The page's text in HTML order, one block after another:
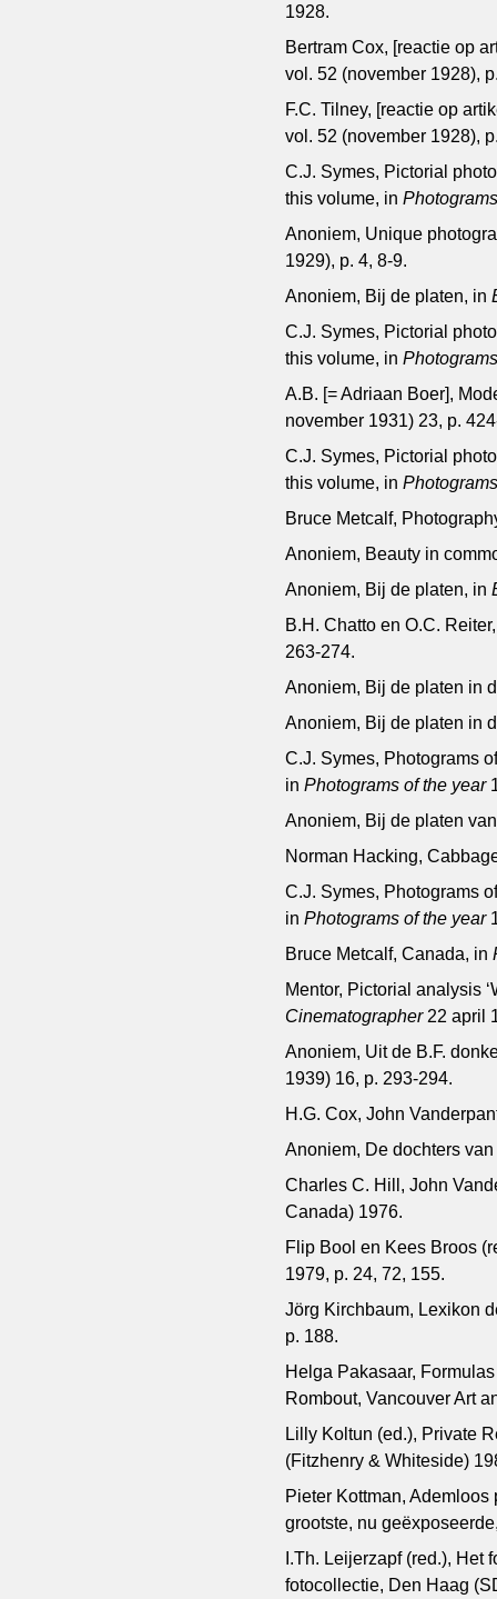
1928.
Bertram Cox, [reactie op
vol. 52 (november 1928),
F.C. Tilney, [reactie op
vol. 52 (november 1928),
C.J. Symes, Pictorial
this volume, in
Anoniem, Unique
1929), p. 4, 8-9.
Anoniem, Bij de platen, in
C.J. Symes, Pictorial
this volume, in
A.B. [= Adriaan Boer],
november 1931) 23, p.
C.J. Symes, Pictorial
this volume, in
Bruce Metcalf,
Anoniem, Beauty in
Anoniem, Bij de platen, in
B.H. Chatto en O.C.
263-274.
Anoniem, Bij de platen in
Anoniem, Bij de platen in
C.J. Symes, Photograms
inPhotograms of the year
Anoniem, Bij de platen
Norman Hacking,
C.J. Symes, Photograms
inPhotograms of the year
Bruce Metcalf, Canada, in
Mentor, Pictorial analysis
Cinematographer 22 april
Anoniem, Uit de B.F.
1939) 16, p. 293-294.
H.G. Cox, John
Anoniem, De dochters
Charles C. Hill, John
Canada) 1976.
Flip Bool en Kees Broos
1979, p. 24, 72, 155.
Jörg Kirchbaum, Lexikon
p. 188.
Helga Pakasaar,
Rombout, Vancouver Art
Lilly Koltun (ed.), Private
(Fitzhenry & Whiteside)
Pieter Kottman,
grootste, nu
I.Th. Leijerzapf (red.), Het
fotocollectie, Den Haag